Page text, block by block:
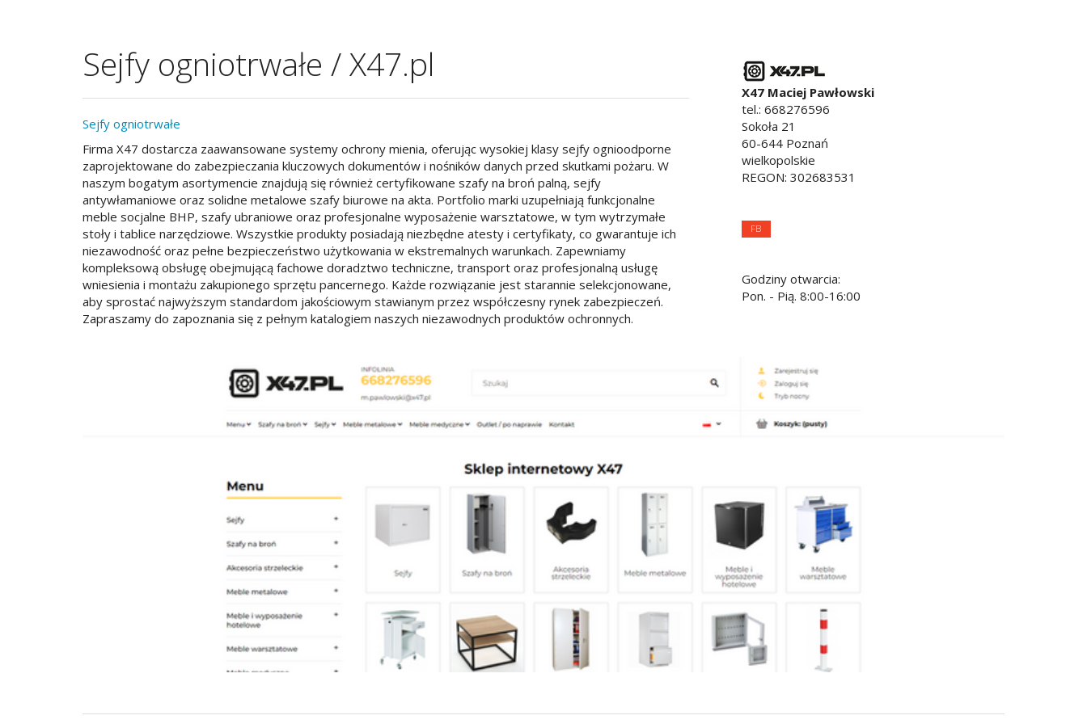
Sejfy ogniotrwałe / X47.pl
Sejfy ogniotrwałe
Firma X47 dostarcza zaawansowane systemy ochrony mienia, oferując wysokiej klasy sejfy ognioodporne
zaprojektowane do zabezpieczania kluczowych dokumentów i nośników danych przed skutkami pożaru. W
naszym bogatym asortymencie znajdują się również certyfikowane szafy na broń palną, sejfy
antywłamaniowe oraz solidne metalowe szafy biurowe na akta. Portfolio marki uzupełniają funkcjonalne
meble socjalne BHP, szafy ubraniowe oraz profesjonalne wyposażenie warsztatowe, w tym wytrzymałe
stoły i tablice narzędziowe. Wszystkie produkty posiadają niezbędne atesty i certyfikaty, co gwarantuje ich
niezawodność oraz pełne bezpieczeństwo użytkowania w ekstremalnych warunkach. Zapewniamy
kompleksową obsługę obejmującą fachowe doradztwo techniczne, transport oraz profesjonalną usługę
wniesienia i montażu zakupionego sprzętu pancernego. Każde rozwiązanie jest starannie selekcjonowane,
aby sprostać najwyższym standardom jakościowym stawianym przez współczesny rynek zabezpieczeń.
Zapraszamy do zapoznania się z pełnym katalogiem naszych niezawodnych produktów ochronnych.
X47 Maciej Pawłowski
tel.: 668276596
Sokoła 21
60-644 Poznań
wielkopolskie
REGON: 302683531
FB
Godziny otwarcia:
Pon. - Pią. 8:00-16:00